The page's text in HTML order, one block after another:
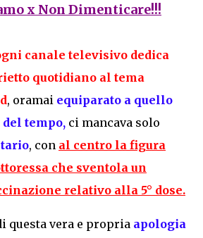
x Non Dimenticare!!!
canale televisivo dedica
quotidiano al tema
, oramai equiparato a quello
tempo, ci mancava solo
, con al centro la figura
che sventola un
relativo alla 5° dose.
questa vera e propria apologia